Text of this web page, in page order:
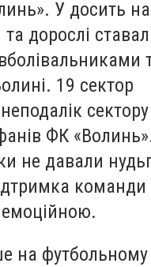
У досить
дорослі
19 сектор
сектору
ФК
не давали
команди
футбольному